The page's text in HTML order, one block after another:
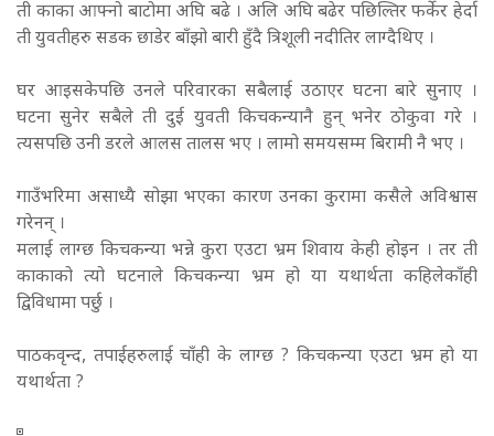
ती काका आफ्नो बाटोमा अघि बढे । अलि अघि बढेर पछिल्तिर फर्केर हेर्दा
ती युवतीहरु सडक छाडेर बाँझो बारी हुँदै त्रिशूली नदीतिर लाग्दैथिए ।
घर आइसकेपछि उनले परिवारका सबैलाई उठाएर घटना बारे सुनाए ।
घटना सुनेर सबैले ती दुई युवती किचकन्यानै हुन् भनेर ठोकुवा गरे ।
त्यसपछि उनी डरले आलस तालस भए । लामो समयसम्म बिरामी नै भए ।
गाउँभरिमा असाध्यै सोझा भएका कारण उनका कुरामा कसैले अविश्वास
गरेनन् ।
मलाई लाग्छ किचकन्या भन्ने कुरा एउटा भ्रम शिवाय केही होइन । तर ती
काकाको त्यो घटनाले किचकन्या भ्रम हो या यथार्थता कहिलेकाँही
द्विविधामा पर्छु ।
पाठकवृन्द, तपाईहरुलाई चाँही के लाग्छ ? किचकन्या एउटा भ्रम हो या
यथार्थता ?